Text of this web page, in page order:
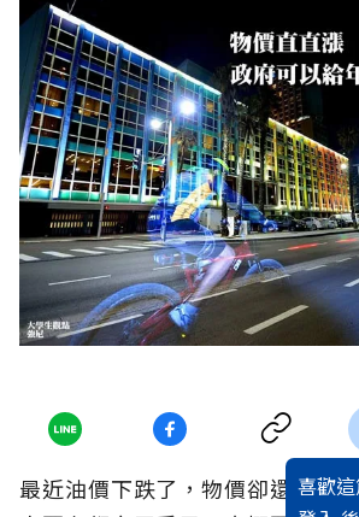
喜歡
最近油價下跌了，物價卻還是直